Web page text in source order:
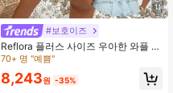
11
#보호이즈
Reflora 플러스 사이즈 우아한 와플 니
트 패치워크 러플 소매 T-셔츠, 일상
타일 여름 비치 웨딩 게스트 여성 캐주
70+ 명 "예쁨"
8,243원 -35%